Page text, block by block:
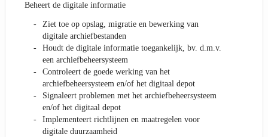
Beheert de digitale informatie
Ziet toe op opslag, migratie en bewerking van
digitale archiefbestanden
Houdt de digitale informatie toegankelijk, bv. d.m.v.
een archiefbeheersysteem
Controleert de goede werking van het
archiefbeheersysteem en/of het digitaal depot
Signaleert problemen met het archiefbeheersysteem
en/of het digitaal depot
Implementeert richtlijnen en maatregelen voor
digitale duurzaamheid